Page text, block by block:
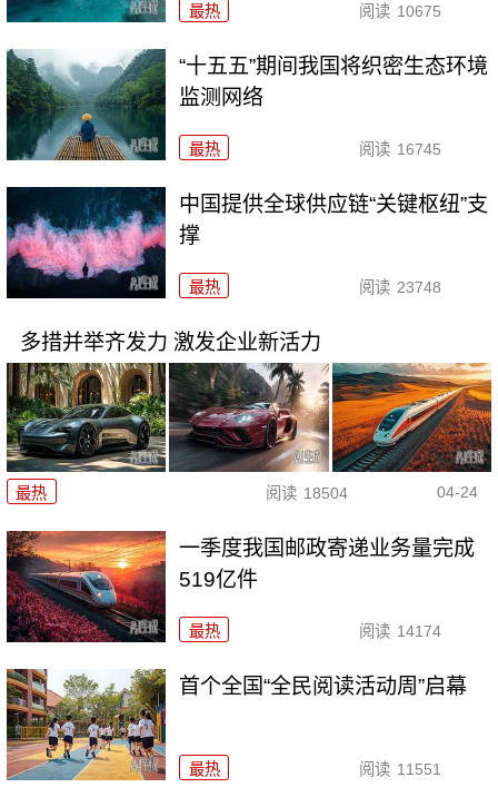
最热 阅读 10675
“十五五”期间我国将织密生态环境
监测网络
最热 阅读 16745
中国提供全球供应链“关键枢纽”支
撑
最热 阅读 23748
多措并举齐发力 激发企业新活力
最热 阅读 18504 04-24
一季度我国邮政寄递业务量完成
519亿件
最热 阅读 14174
首个全国“全民阅读活动周”启幕
最热 阅读 11551